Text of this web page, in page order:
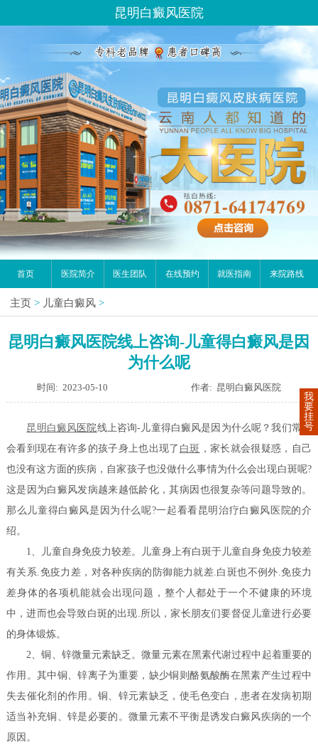
昆明白癜风医院
首页 医院简介 医生团队 在线预约 就医指南 来院路线
主页 > 儿童白癜风 >
昆明白癜风医院线上咨询-儿童得白癜风是因
为什么呢
时间: 2023-05-10 作者: 昆明白癜风医院
昆明 白癜风 医院线上咨询-儿童得白癜风是因为什么呢？我们常常
会看到现在有许多的孩子身上也出现了 白斑 ，家长就会很疑惑，自己
也没有这方面的疾病，自家孩子也没做什么事情为什么会出现白斑呢?
这是因为白癜风发病越来越低龄化，其病因也很复杂等问题导致的。
那么儿童得白癜风是因为什么呢?一起看看昆明治疗白癜风医院的介
绍。
1、儿童自身免疫力较差。儿童身上有白斑于儿童自身免疫力较差
有关系.免疫力差，对各种疾病的防御能力就差.白斑也不例外.免疫力
差身体的各项机能就会出现问题，整个人都处于一个不健康的环境
中，进而也会导致白斑的出现.所以，家长朋友们要督促儿童进行必要
的身体锻炼。
2、铜、锌微量元素缺乏。微量元素在黑素代谢过程中起着重要的
作用。其中铜、锌离子为重要，缺少铜则酪氨酸酶在黑素产生过程中
失去催化剂的作用。铜、锌元素缺乏，使毛色变白，患者在发病初期
适当补充铜、锌是必要的。微量元素不平衡是诱发白癜风疾病的一个
原因。
我
要
挂
号